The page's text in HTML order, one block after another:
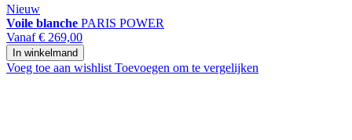
Nieuw
Voile blanche PARIS POWER
Vanaf € 269,00
In winkelmand
Voeg toe aan wishlist Toevoegen om te vergelijken